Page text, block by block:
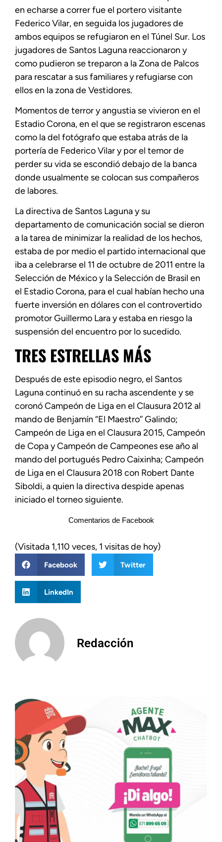
en echarse a correr fue el portero visitante
Federico Vilar, en seguida los jugadores de
ambos equipos se refugiaron en el Túnel Sur. Los
jugadores de Santos Laguna reaccionaron y
como pudieron se treparon a la Zona de Palcos
para rescatar a sus familiares y refugiarse con
ellos en la zona de Vestidores.
Momentos de terror y angustia se vivieron en el
Estadio Corona, en el que se registraron escenas
como la del fotógrafo que estaba atrás de la
portería de Federico Vilar y por el temor de
perder su vida se escondió debajo de la banca
donde usualmente se colocan sus compañeros
de labores.
La directiva de Santos Laguna y su
departamento de comunicación social se dieron
a la tarea de minimizar la realidad de los hechos,
estaba de por medio el partido internacional que
iba a celebrarse el 11 de octubre de 2011 entre la
Selección de México y la Selección de Brasil en
el Estadio Corona, para el cual habían hecho una
fuerte inversión en dólares con el controvertido
promotor Guillermo Lara y estaba en riesgo la
suspensión del encuentro por lo sucedido.
TRES ESTRELLAS MÁS
Después de este episodio negro, el Santos
Laguna continuó en su racha ascendente y se
coronó Campeón de Liga en el Clausura 2012 al
mando de Benjamín “El Maestro’’ Galindo;
Campeón de Liga en el Clausura 2015, Campeón
de Copa y Campeón de Campeones ese año al
mando del portugués Pedro Caixinha; Campeón
de Liga en el Clausura 2018 con Robert Dante
Siboldi, a quien la directiva despide apenas
iniciado el torneo siguiente.
Comentarios de Facebook
(Visitada 1,110 veces, 1 visitas de hoy)
Facebook Twitter
LinkedIn
Redacción